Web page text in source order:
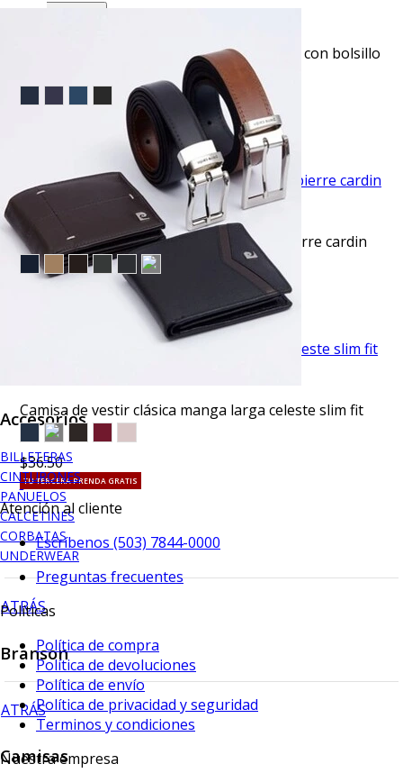
Accesorios
BILLETERAS
CINTURONES
PAÑUELOS
CALCETINES
CORBATAS
UNDERWEAR
ATRÁS
Branson
ATRÁS
Camisas
Pantalón de vestir slim fit gris texturizado con bolsillo
TU TERCERA PRENDA GRATIS
Pantalón vestir skinny fit advance azul pierre cardin
TU TERCERA PRENDA GRATIS
Camisa de vestir clásica manga larga celeste slim fit
$36.50
TU TERCERA PRENDA GRATIS
Atención al cliente
Escríbenos (503) 7844-0000
Preguntas frecuentes
Políticas
Política de compra
Política de devoluciones
Política de envío
Política de privacidad y seguridad
Terminos y condiciones
Nuestra empresa